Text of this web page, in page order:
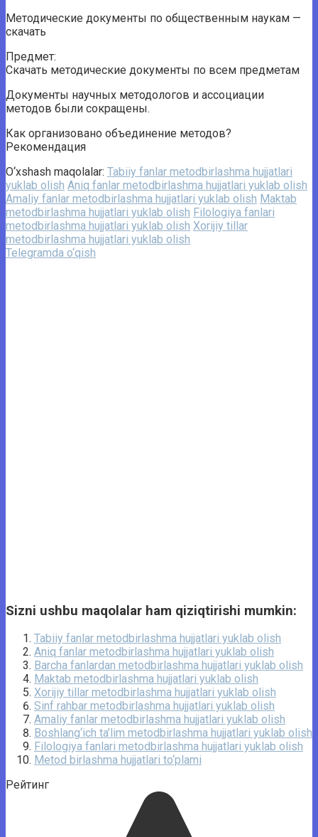
Методические документы по общественным наукам —
скачать
Предмет:
Скачать методические документы по всем предметам
Документы научных методологов и ассоциации
методов были сокращены.
Как организовано объединение методов?
Рекомендация
O‘xshash maqolalar: Tabiiy fanlar metodbirlashma hujjatlari
yuklab olish Аniq fanlar metodbirlashma hujjatlari yuklab olish
Amaliy fanlar metodbirlashma hujjatlari yuklab olish Maktab
metodbirlashma hujjatlari yuklab olish Filologiya fanlari
metodbirlashma hujjatlari yuklab olish Xorijiy tillar
metodbirlashma hujjatlari yuklab olish
Telegramda o‘qish
Sizni ushbu maqolalar ham qiziqtirishi mumkin:
Tabiiy fanlar metodbirlashma hujjatlari yuklab olish
Аniq fanlar metodbirlashma hujjatlari yuklab olish
Barcha fanlardan metodbirlashma hujjatlari yuklab olish
Maktab metodbirlashma hujjatlari yuklab olish
Xorijiy tillar metodbirlashma hujjatlari yuklab olish
Sinf rahbar metodbirlashma hujjatlari yuklab olish
Amaliy fanlar metodbirlashma hujjatlari yuklab olish
Boshlang‘ich ta’lim metodbirlashma hujjatlari yuklab olish
Filologiya fanlari metodbirlashma hujjatlari yuklab olish
Metod birlashma hujjatlari to‘plami
Рейтинг